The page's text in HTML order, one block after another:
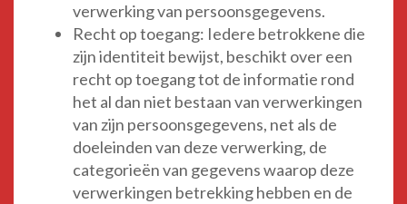
verwerking van persoonsgegevens.
Recht op toegang: Iedere betrokkene die
zijn identiteit bewijst, beschikt over een
recht op toegang tot de informatie rond
het al dan niet bestaan van verwerkingen
van zijn persoonsgegevens, net als de
doeleinden van deze verwerking, de
categorieën van gegevens waarop deze
verwerkingen betrekking hebben en de